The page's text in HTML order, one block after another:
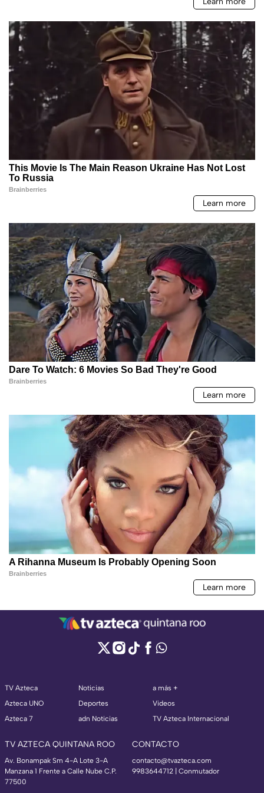
TV Azteca
Azteca UNO
Azteca 7
Noticias
Deportes
adn Noticias
a más +
Videos
TV Azteca Internacional
TV AZTECA QUINTANA ROO
Av. Bonampak Sm 4-A Lote 3-A
Manzana 1 Frente a Calle Nube C.P.
77500
CONTACTO
contacto@tvazteca.com
9983644712 | Conmutador